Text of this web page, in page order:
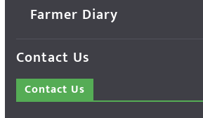
Farmer Diary
Contact Us
Contact Us